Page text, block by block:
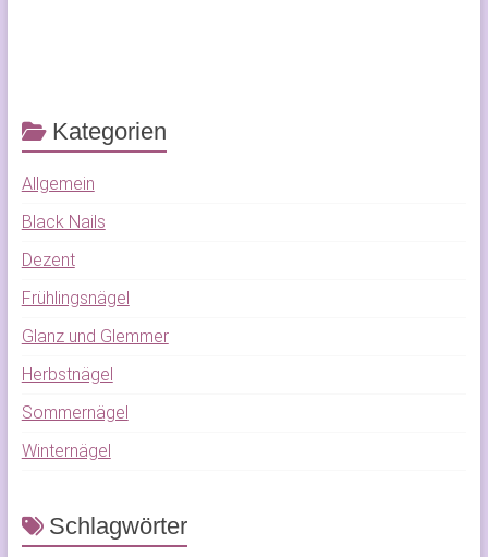
Kategorien
Allgemein
Black Nails
Dezent
Frühlingsnägel
Glanz und Glemmer
Herbstnägel
Sommernägel
Winternägel
Schlagwörter